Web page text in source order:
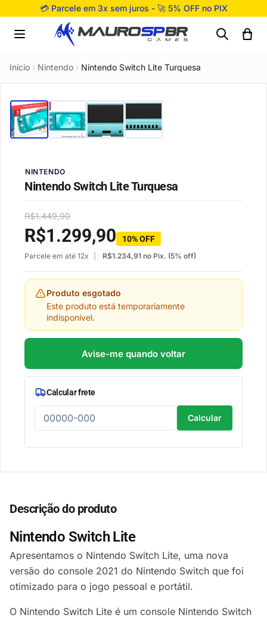
Pular para o conteúdo
💳 Parcele em 3x sem juros - 🚀 5% OFF no PIX
Início › Nintendo › Nintendo Switch Lite Turquesa
NINTENDO
Nintendo Switch Lite Turquesa
R$1.449,90
R$1.299,90 10% OFF
Parcele em até 12x R$1.234,91 no Pix. (5% off)
Produto esgotado
Este produto está temporariamente
indisponível.
Avise-me quando voltar
Calcular frete
Calcular
Descrição do produto
Nintendo Switch Lite
Apresentamos o Nintendo Switch Lite, uma nova
versão do console 2021 do Nintendo Switch que foi
otimizado para o jogo pessoal e portátil.
O Nintendo Switch Lite é um console Nintendo Switch